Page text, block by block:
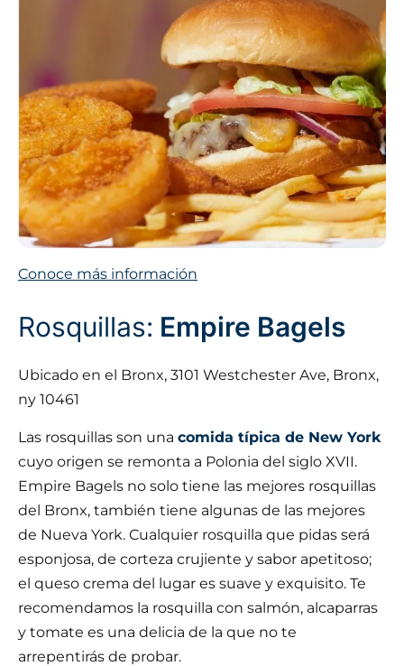
Conoce más información
Rosquillas: Empire Bagels
Ubicado en el Bronx, 3101 Westchester Ave, Bronx,
ny 10461
Las rosquillas son una comida típica de New York
cuyo origen se remonta a Polonia del siglo XVII.
Empire Bagels no solo tiene las mejores rosquillas
del Bronx, también tiene algunas de las mejores
de Nueva York. Cualquier rosquilla que pidas será
esponjosa, de corteza crujiente y sabor apetitoso;
el queso crema del lugar es suave y exquisito. Te
recomendamos la rosquilla con salmón, alcaparras
y tomate es una delicia de la que no te
arrepentirás de probar.